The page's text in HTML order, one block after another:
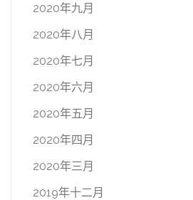
2020年九月
2020年八月
2020年七月
2020年六月
2020年五月
2020年四月
2020年三月
2019年十二月